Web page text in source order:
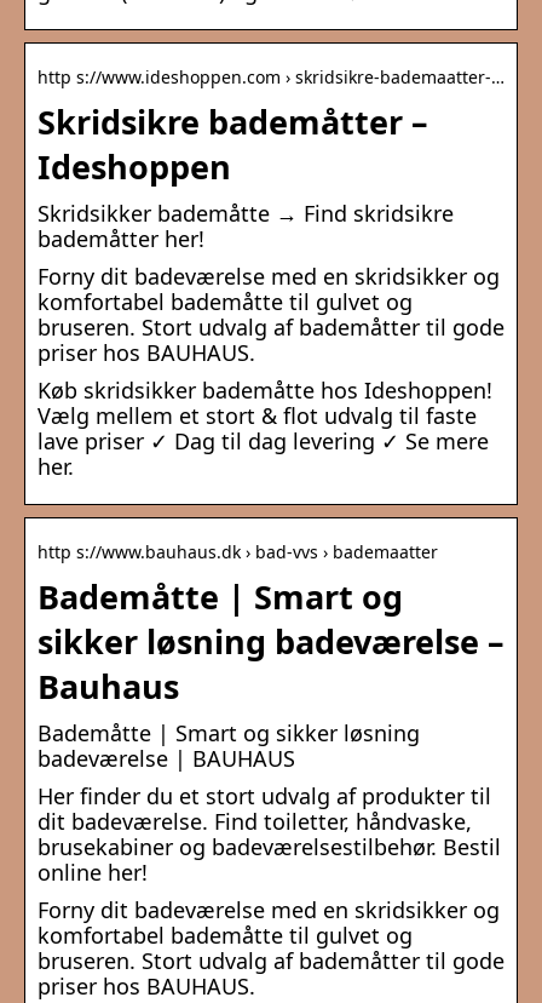
http s://www.ideshoppen.com › skridsikre-bademaatter-…
Skridsikre bademåtter –
Ideshoppen
Skridsikker bademåtte → Find skridsikre
bademåtter her!
Forny dit badeværelse med en skridsikker og
komfortabel bademåtte til gulvet og
bruseren. Stort udvalg af bademåtter til gode
priser hos BAUHAUS.
Køb skridsikker bademåtte hos Ideshoppen!
Vælg mellem et stort & flot udvalg til faste
lave priser ✓ Dag til dag levering ✓ Se mere
her.
http s://www.bauhaus.dk › bad-vvs › bademaatter
Bademåtte | Smart og
sikker løsning badeværelse –
Bauhaus
Bademåtte | Smart og sikker løsning
badeværelse | BAUHAUS
Her finder du et stort udvalg af produkter til
dit badeværelse. Find toiletter, håndvaske,
brusekabiner og badeværelsestilbehør. Bestil
online her!
Forny dit badeværelse med en skridsikker og
komfortabel bademåtte til gulvet og
bruseren. Stort udvalg af bademåtter til gode
priser hos BAUHAUS.